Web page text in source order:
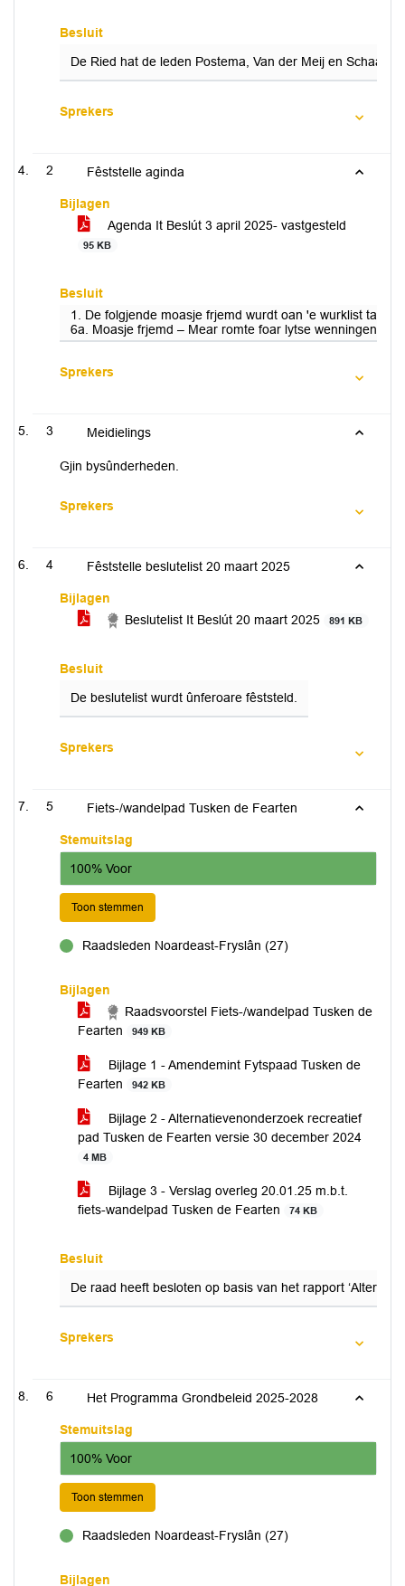
Besluit
De Ried hat de leden Postema, Van der Meij en
Sprekers
2 Fêststelle aginda
Bijlagen
Agenda It Beslút 3 april 2025- vastgesteld
95 KB
Besluit
1. De folgjende moasje frjemd wurdt oan 'e wurklist
6a. Moasje frjemd – Mear romte foar lytse wenningen op
Sprekers
3 Meidielings
Gjin bysûnderheden.
Sprekers
4 Fêststelle beslutelist 20 maart 2025
Bijlagen
Beslutelist It Beslút 20 maart 2025
891 KB
Besluit
De beslutelist wurdt ûnferoare fêststeld.
Sprekers
5 Fiets-/wandelpad Tusken de Fearten
Stemuitslag
100% Voor
Toon stemmen
Raadsleden Noardeast-Fryslân (27)
Bijlagen
Raadsvoorstel Fiets-/wandelpad Tusken de
Fearten
949 KB
Bijlage 1 - Amendemint Fytspaad Tusken de
Fearten
942 KB
Bijlage 2 - Alternatievenonderzoek recreatief
pad Tusken de Fearten versie 30 december 2024
4 MB
Bijlage 3 - Verslag overleg 20.01.25 m.b.t.
fiets-wandelpad Tusken de Fearten
74 KB
Besluit
De raad heeft besloten op basis van het rapport
Sprekers
6 Het Programma Grondbeleid 2025-2028
Stemuitslag
100% Voor
Toon stemmen
Raadsleden Noardeast-Fryslân (27)
Bijlagen